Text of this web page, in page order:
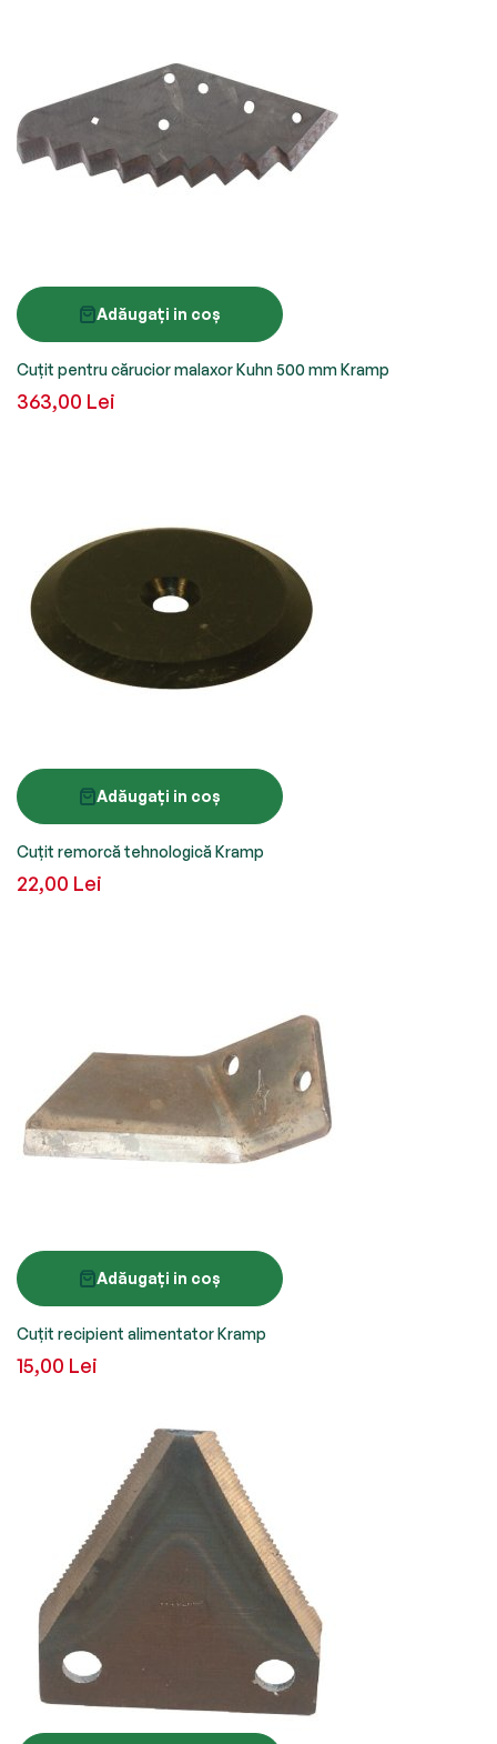
Adăugați in coș
Cuțit pentru cărucior malaxor Kuhn 500 mm Kramp
363,00 Lei
Adăugați in coș
Cuțit remorcă tehnologică Kramp
22,00 Lei
Adăugați in coș
Cuțit recipient alimentator Kramp
15,00 Lei